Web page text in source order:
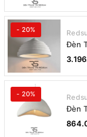
- 20%
Đèn
Cách
- 20%
Đèn
sabi